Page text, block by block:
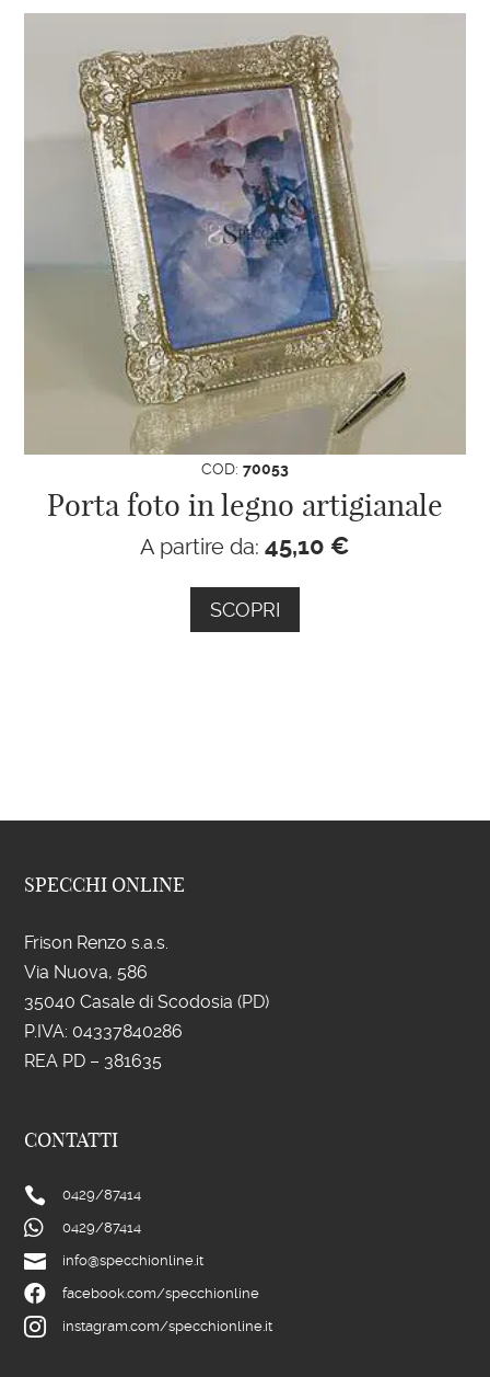
COD: 70053
Porta foto in legno artigianale
A partire da: 45,10 €
SCOPRI
SPECCHI ONLINE
Frison Renzo s.a.s.
Via Nuova, 586
35040 Casale di Scodosia (PD)
P.IVA: 04337840286
REA PD – 381635
CONTATTI
 0429/87414
 0429/87414
 info@specchionline.it
 facebook.com/specchionline
 instagram.com/specchionline.it